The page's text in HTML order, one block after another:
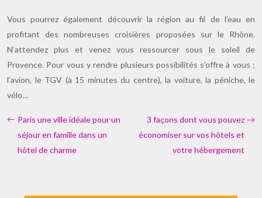
Vous pourrez également découvrir la région au fil de l’eau en
profitant des nombreuses croisières proposées sur le Rhône.
N’attendez plus et venez vous ressourcer sous le soleil de
Provence. Pour vous y rendre plusieurs possibilités s’offre à vous ;
l’avion, le TGV (à 15 minutes du centre), la voiture, la péniche, le
vélo…
Paris une ville idéale pour un
séjour en famille dans un
hôtel de charme
3 façons dont vous pouvez
économiser sur vos hôtels et
votre hébergement